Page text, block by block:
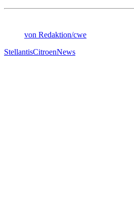
von Redaktion/cwe
StellantisCitroenNews